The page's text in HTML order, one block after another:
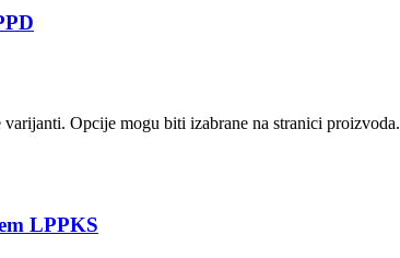
Opcije mogu biti izabrane na stranici proizvoda.
LPPKS